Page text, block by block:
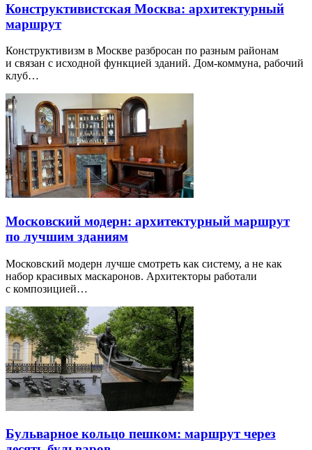
Конструктивистская Москва: архитектурный
маршрут
Конструктивизм в Москве разбросан по разным районам
и связан с исходной функцией зданий. Дом-коммуна, рабочий
клуб…
Московский модерн: архитектурный маршрут
по лучшим зданиям
Московский модерн лучше смотреть как систему, а не как
набор красивых маскаронов. Архитекторы работали
с композицией…
Бульварное кольцо пешком: маршрут через